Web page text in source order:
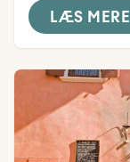
LÆS MERE